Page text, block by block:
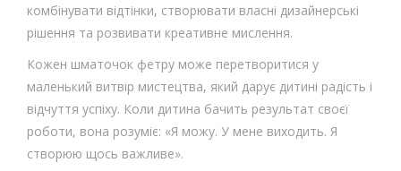
комбінувати відтінки, створювати власні дизайнерські
рішення та розвивати креативне мислення.
Кожен шматочок фетру може перетворитися у
маленький витвір мистецтва, який дарує дитині радість і
відчуття успіху. Коли дитина бачить результат своєї
роботи, вона розуміє: «Я можу. У мене виходить. Я
створюю щось важливе».